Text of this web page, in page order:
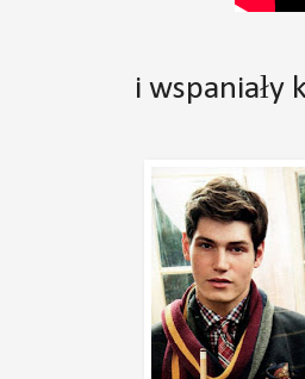
i wspaniały